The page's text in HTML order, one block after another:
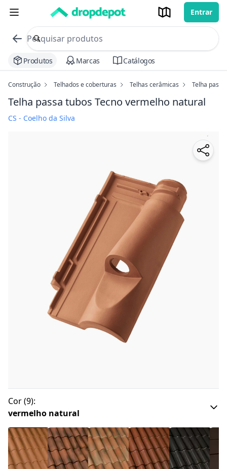
Entrar
commerce search no header
Procurar
Produtos Marcas Catálogos
Construção Telhados e coberturas Telhas cerâmicas Telha
Telha passa tubos Tecno vermelho natural
CS - Coelho da Silva
Cor(9):
vermelho natural